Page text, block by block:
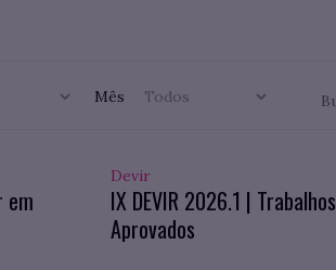
Mês
em
Devir
IX DEVIR 2026.1 | Trabalhos
Aprovados